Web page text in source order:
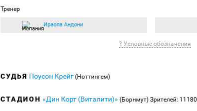
Тренер
Ираола Андони
? Условные обозначения
СУДЬЯ Поусон Крейг (Ноттингем)
СТАДИОН «Дин Корт (Виталити)» (Борнмут) Зрителей: 11180